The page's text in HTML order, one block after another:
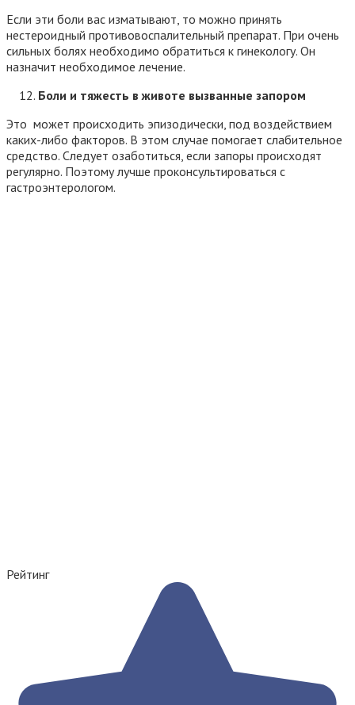
Если эти боли вас изматывают, то можно принять
нестероидный противовоспалительный препарат. При очень
сильных болях необходимо обратиться к гинекологу. Он
назначит необходимое лечение.
Боли и тяжесть в животе вызванные запором
Это может происходить эпизодически, под воздействием
каких-либо факторов. В этом случае помогает слабительное
средство. Следует озаботиться, если запоры происходят
регулярно. Поэтому лучше проконсультироваться с
гастроэнтерологом.
Рейтинг